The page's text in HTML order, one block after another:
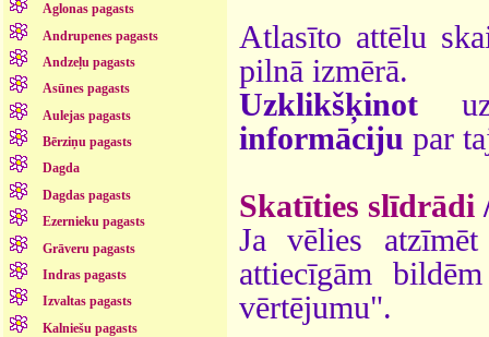
Aglonas pagasts
Andrupenes pagasts
Andzeļu pagasts
Asūnes pagasts
Aulejas pagasts
Bērziņu pagasts
Dagda
Dagdas pagasts
Ezernieku pagasts
Grāveru pagasts
Indras pagasts
Izvaltas pagasts
Kalniešu pagasts
Atlasīto attēlu
pilnā izmērā.
Uzklikšķinot
informāciju par
Skatīties slīdrādi
Ja vēlies
attiecīgām
vērtējumu".